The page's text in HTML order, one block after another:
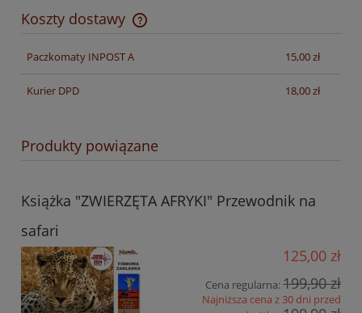
Koszty dostawy
Cena nie zawiera ewentualnych kosztów płatności
Paczkomaty INPOST A
15,00 zł
Kurier DPD 18,00 zł
Produkty powiązane
Książka "ZWIERZĘTA AFRYKI" Przewodnik na
safari
125,00 zł
Cena regularna:199,90 zł
Najniższa cena z 30 dni przed